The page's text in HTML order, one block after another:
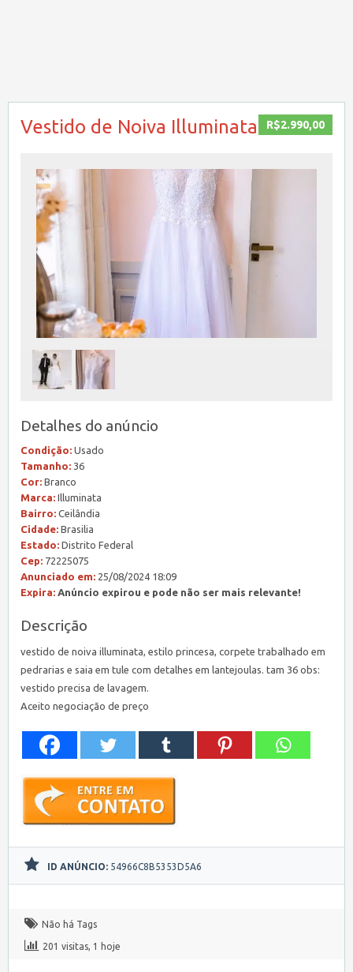
R$2.990,00
Vestido de Noiva Illuminata
Detalhes do anúncio
Condição: Usado
Tamanho: 36
Cor: Branco
Marca: Illuminata
Bairro: Ceilândia
Cidade: Brasilia
Estado: Distrito Federal
Cep: 72225075
Anunciado em: 25/08/2024 18:09
Expira: Anúncio expirou e pode não ser mais relevante!
Descrição
vestido de noiva illuminata, estilo princesa, corpete trabalhado em
pedrarias e saia em tule com detalhes em lantejoulas. tam 36 obs:
vestido precisa de lavagem.
Aceito negociação de preço
ID ANÚNCIO: 54966C8B5353D5A6
Não há Tags
201 visitas, 1 hoje